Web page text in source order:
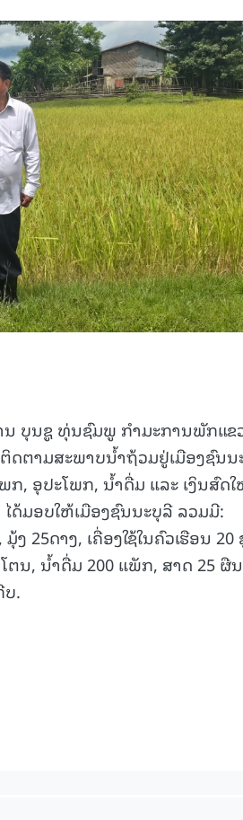
ນ ບຸນຊູ ທຸ່ນຊົມພູ ກຳມະການພັກແຂ
ດຕາມສະພາບນໍ້າຖ້ວມຢູ່ເມືອງຊົນ
ກ, ອຸປະໂພກ, ນໍ້າດື່ມ ແລະ ເງິນສົດ
ດ້ມອບໃຫ້ເມືອງຊົນນະບຸລີ ລວມມີ:
25ດາງ, ເຄື່ອງໃຊ້ໃນຄົວເຮືອນ 20
ຕນ, ນໍ້າດື່ມ 200 ແພັກ, ສາດ 25 ຜື
ບ.